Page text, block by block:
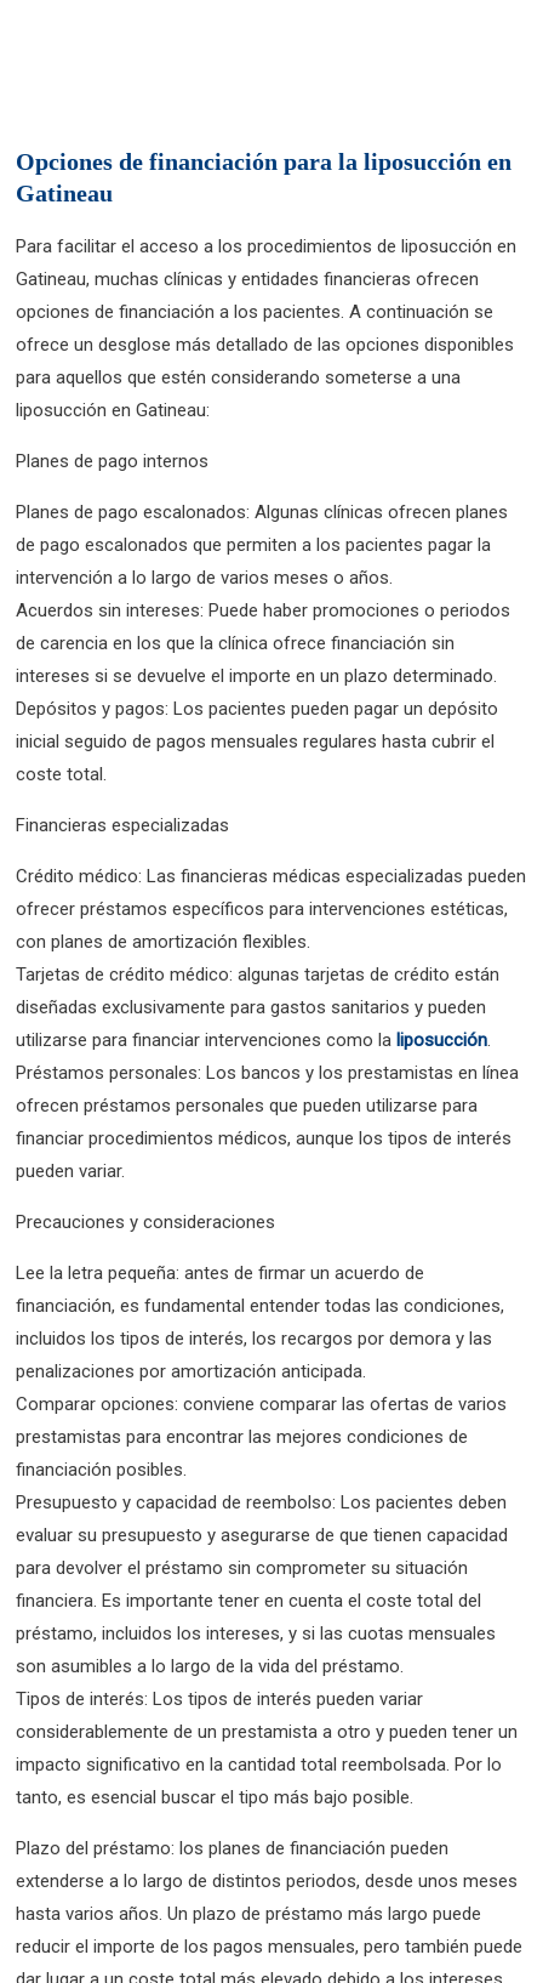
Opciones de financiación para la liposucción en
Gatineau
Para facilitar el acceso a los procedimientos de liposucción en
Gatineau, muchas clínicas y entidades financieras ofrecen
opciones de financiación a los pacientes. A continuación se
ofrece un desglose más detallado de las opciones disponibles
para aquellos que estén considerando someterse a una
liposucción en Gatineau:
Planes de pago internos
Planes de pago escalonados: Algunas clínicas ofrecen planes
de pago escalonados que permiten a los pacientes pagar la
intervención a lo largo de varios meses o años.
Acuerdos sin intereses: Puede haber promociones o periodos
de carencia en los que la clínica ofrece financiación sin
intereses si se devuelve el importe en un plazo determinado.
Depósitos y pagos: Los pacientes pueden pagar un depósito
inicial seguido de pagos mensuales regulares hasta cubrir el
coste total.
Financieras especializadas
Crédito médico: Las financieras médicas especializadas pueden
ofrecer préstamos específicos para intervenciones estéticas,
con planes de amortización flexibles.
Tarjetas de crédito médico: algunas tarjetas de crédito están
diseñadas exclusivamente para gastos sanitarios y pueden
utilizarse para financiar intervenciones como laliposucción
Préstamos personales: Los bancos y los prestamistas en línea
ofrecen préstamos personales que pueden utilizarse para
financiar procedimientos médicos, aunque los tipos de interés
pueden variar.
Precauciones y consideraciones
Lee la letra pequeña: antes de firmar un acuerdo de
financiación, es fundamental entender todas las condiciones,
incluidos los tipos de interés, los recargos por demora y las
penalizaciones por amortización anticipada.
Comparar opciones: conviene comparar las ofertas de varios
prestamistas para encontrar las mejores condiciones de
financiación posibles.
Presupuesto y capacidad de reembolso: Los pacientes deben
evaluar su presupuesto y asegurarse de que tienen capacidad
para devolver el préstamo sin comprometer su situación
financiera. Es importante tener en cuenta el coste total del
préstamo, incluidos los intereses, y si las cuotas mensuales
son asumibles a lo largo de la vida del préstamo.
Tipos de interés: Los tipos de interés pueden variar
considerablemente de un prestamista a otro y pueden tener un
impacto significativo en la cantidad total reembolsada. Por lo
tanto, es esencial buscar el tipo más bajo posible.
Plazo del préstamo: los planes de financiación pueden
extenderse a lo largo de distintos periodos, desde unos meses
hasta varios años. Un plazo de préstamo más largo puede
reducir el importe de los pagos mensuales, pero también puede